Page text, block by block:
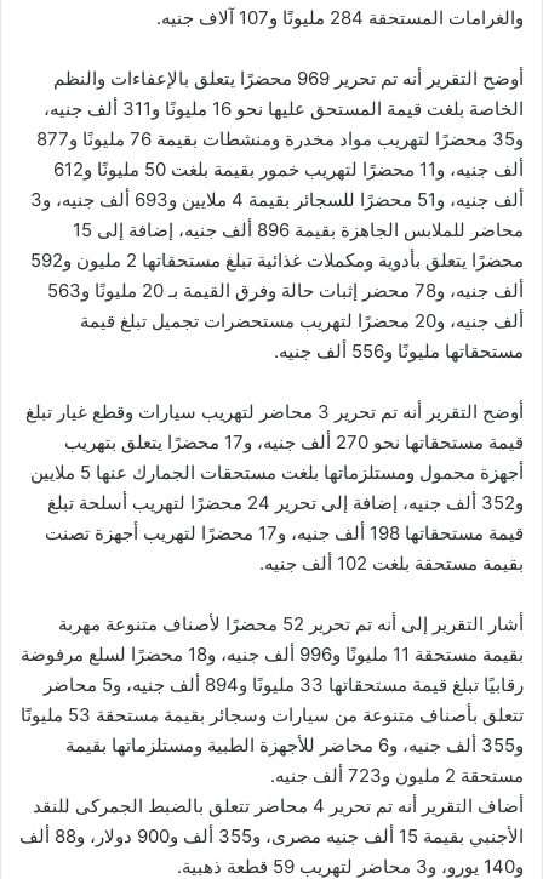
والغرامات المستحقة 284 مليونًا و107 آلاف جنيه.
أوضح التقرير أنه تم تحرير 969 محضرًا يتعلق بالإعفاءات والنظم
الخاصة بلغت قيمة المستحق عليها نحو 16 مليونًا و311 ألف جنيه،
و35 محضرًا لتهريب مواد مخدرة ومنشطات بقيمة 76 مليونًا و877
ألف جنيه، و11 محضرًا لتهريب خمور بقيمة بلغت 50 مليونًا و612
ألف جنيه، و51 محضرًا للسجائر بقيمة 4 ملايين و693 ألف جنيه، و3
محاضر للملابس الجاهزة بقيمة 896 ألف جنيه، إضافة إلى 15
محضرًا يتعلق بأدوية ومكملات غذائية تبلغ مستحقاتها 2 مليون و592
ألف جنيه، و78 محضر إثبات حالة وفرق القيمة بـ 20 مليونًا و563
ألف جنيه، و20 محضرًا لتهريب مستحضرات تجميل تبلغ قيمة
مستحقاتها مليونًا و556 ألف جنيه.
أوضح التقرير أنه تم تحرير 3 محاضر لتهريب سيارات وقطع غيار تبلغ
قيمة مستحقاتها نحو 270 ألف جنيه، و17 محضرًا يتعلق بتهريب
أجهزة محمول ومستلزماتها بلغت مستحقات الجمارك عنها 5 ملايين
و352 ألف جنيه، إضافة إلى تحرير 24 محضرًا لتهريب أسلحة تبلغ
قيمة مستحقاتها 198 ألف جنيه، و17 محضرًا لتهريب أجهزة تصنت
بقيمة مستحقة بلغت 102 ألف جنيه.
أشار التقرير إلى أنه تم تحرير 52 محضرًا لأصناف متنوعة مهربة
بقيمة مستحقة 11 مليونًا و996 ألف جنيه، و18 محضرًا لسلع مرفوضة
رقابيًا تبلغ قيمة مستحقاتها 33 مليونًا و894 ألف جنيه، و5 محاضر
تتعلق بأصناف متنوعة من سيارات وسجائر بقيمة مستحقة 53 مليونًا
و355 ألف جنيه، و6 محاضر للأجهزة الطبية ومستلزماتها بقيمة
مستحقة 2 مليون و723 ألف جنيه.
أضاف التقرير أنه تم تحرير 4 محاضر تتعلق بالضبط الجمركى للنقد
الأجنبي بقيمة 15 ألف جنيه مصرى، و355 ألف و900 دولار، و88 ألف
و140 يورو، و3 محاضر لتهريب 59 قطعة ذهبية.